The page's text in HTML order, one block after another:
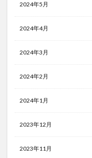
2024年5月
2024年4月
2024年3月
2024年2月
2024年1月
2023年12月
2023年11月